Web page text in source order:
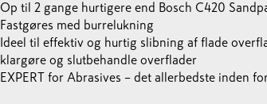
Op til 2 gange hurtigere end Bosch C420
Fastgøres med burrelukning
Ideel til effektiv og hurtig slibning af flade
klargøre og slutbehandle overflader
EXPERT for Abrasives – det allerbedste inden